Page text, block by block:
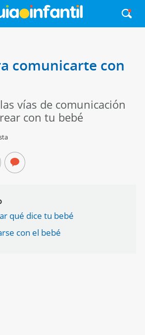
comunicarte con
vías de comunicación
con tu bebé
qué dice tu bebé
con el bebé